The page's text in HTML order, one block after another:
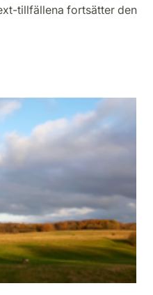
tillfällena fortsätter den